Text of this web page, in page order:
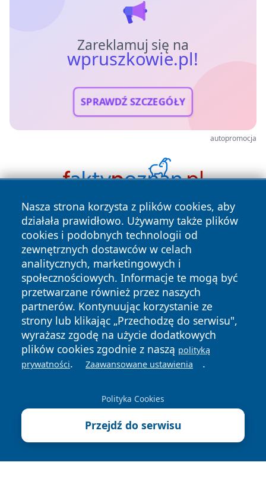
Zareklamuj się na
wpruszkowie.pl!
SPRAWDŹ SZCZEGÓŁY
autopromocja
Nasza strona korzysta z plików cookies, aby
działała prawidłowo. Używamy także plików
cookies i podobnych technologii od
zewnętrznych dostawców w celach
analitycznych, marketingowych i
społecznościowych. Informacje te mogą być
przetwarzane również przez naszych
partnerów. Kontynuując korzystanie ze
strony lub klikając „Przechodzę do serwisu",
wyrażasz zgodę na użycie dodatkowych
plików cookies zgodnie z naszą polityką
prywatności. Zaawansowane ustawienia .
Polityka Cookies
Przejdź do serwisu
Copyright © 2026 wpruszkowie.pl Wszystkie prawa
zastrzeżone.
News Autorzy
Polityka
Prywatności
Polityka
Cookies